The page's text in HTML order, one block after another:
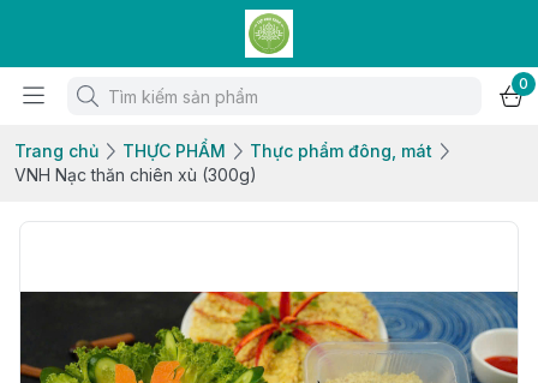
0
Trang chủ THỰC PHẨM
Thực phẩm đông, mát
VNH Nạc thăn chiên xù (300g)